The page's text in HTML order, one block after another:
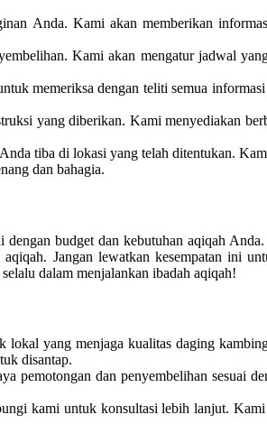
Anda. Kami akan memberikan
Kami akan mengatur jadwal
memeriksa dengan teliti semua
yang diberikan. Kami menyediakan
tiba di lokasi yang telah ditentukan.
dan bahagia.
budget dan kebutuhan aqiqah
Jangan lewatkan kesempatan ini
dalam menjalankan ibadah aqiqah!
yang menjaga kualitas daging
disantap.
pemotongan dan penyembelihan sesuai
kami untuk konsultasi lebih lanjut.